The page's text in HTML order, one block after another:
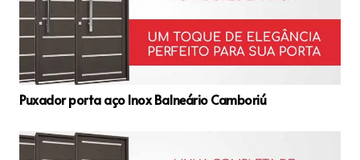
Puxador porta aço Inox Balneário Camboriú